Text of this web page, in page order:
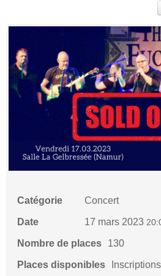
Catégorie Concert
Date 17 mars 2023
Nombre de places 130
Places disponibles Inscriptions